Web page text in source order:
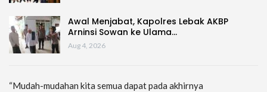
Awal Menjabat, Kapolres Lebak AKBP
Arninsi Sowan ke Ulama…
Aug 4, 2026
“Mudah-mudahan kita semua dapat pada akhirnya